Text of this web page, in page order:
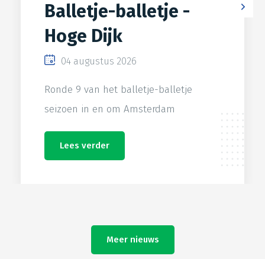
Balletje-balletje -
Hoge Dijk
04 augustus 2026
Ronde 9 van het balletje-balletje
seizoen in en om Amsterdam
Lees verder
Meer nieuws